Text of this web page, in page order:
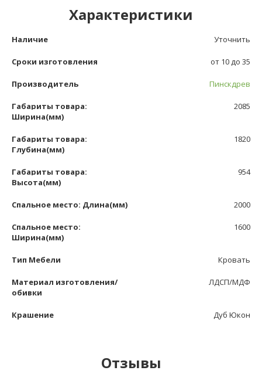
Характеристики
Наличие Уточнить
Сроки изготовления от 10 до 35
Производитель Пинскдрев
Габариты товара:
Ширина(мм)
2085
Габариты товара:
Глубина(мм)
1820
Габариты товара:
Высота(мм)
954
Спальное место: Длина(мм) 2000
Спальное место:
Ширина(мм)
1600
Тип Мебели Кровать
Материал изготовления/
обивки
ЛДСП/МДФ
Крашение Дуб Юкон
Отзывы